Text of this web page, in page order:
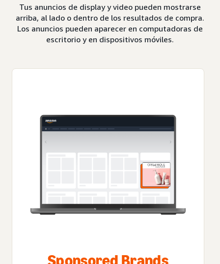
Tus anuncios de display y video pueden mostrarse
arriba, al lado o dentro de los resultados de compra.
Los anuncios pueden aparecer en computadoras de
escritorio y en dispositivos móviles.